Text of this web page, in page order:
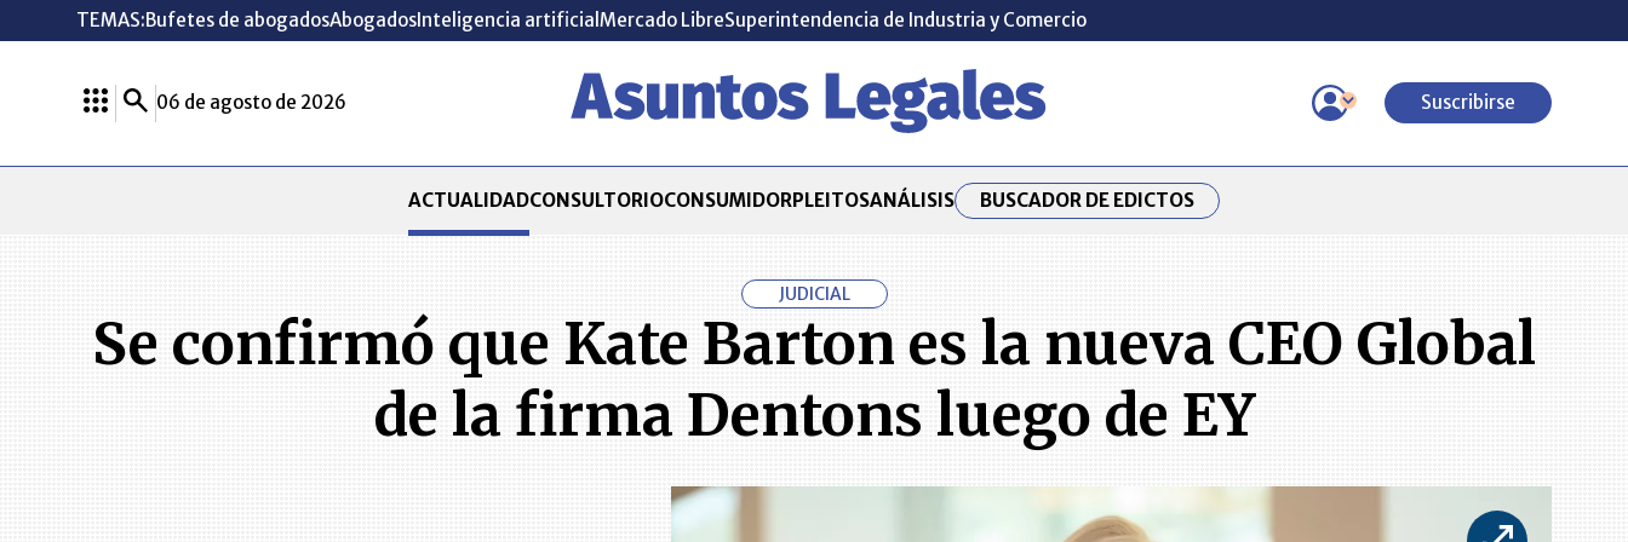
TEMAS:Bufetes de abogadosAbogadosInteligencia artificial Mercado LibreSuperintendencia de Industria y Comercio
06 de agosto de 2026 Suscribirse
ACTUALIDADCONSULTORIOCONSUMIDORPLEITOSANÁLISIS BUSCADOR DE EDICTOS
JUDICIAL
Se confirmó que Kate Barton es la nueva CEO Global
de la firma Dentons luego de EY